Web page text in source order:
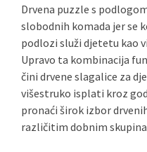
Drvena puzzle s
slobodnih komada jer se
podlozi služi djetetu kao
Upravo ta kombinacija
čini drvene slagalice za
višestruko isplati kroz
pronaći širok izbor
različitim dobnim